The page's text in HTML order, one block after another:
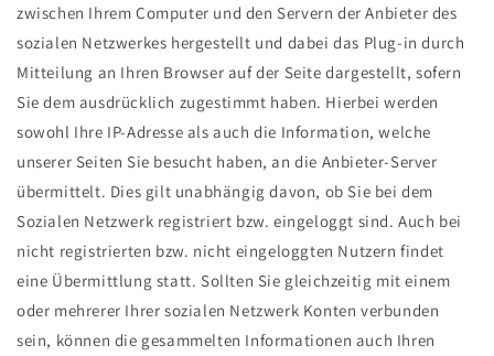
zwischen Ihrem Computer und den Servern der Anbieter des
sozialen Netzwerkes hergestellt und dabei das Plug-in durch
Mitteilung an Ihren Browser auf der Seite dargestellt, sofern
Sie dem ausdrücklich zugestimmt haben. Hierbei werden
sowohl Ihre IP-Adresse als auch die Information, welche
unserer Seiten Sie besucht haben, an die Anbieter-Server
übermittelt. Dies gilt unabhängig davon, ob Sie bei dem
Sozialen Netzwerk registriert bzw. eingeloggt sind. Auch bei
nicht registrierten bzw. nicht eingeloggten Nutzern findet
eine Übermittlung statt. Sollten Sie gleichzeitig mit einem
oder mehrerer Ihrer sozialen Netzwerk Konten verbunden
sein, können die gesammelten Informationen auch Ihren